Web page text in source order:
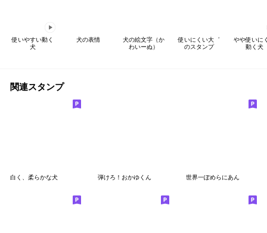
使いやすい動く
犬
犬の表情
犬の絵文字（か
わいーぬ）
使いにくい大゛
のスタンプ
やや使いに
動く犬
関連スタンプ
白く、柔らかな犬 弾けろ！おかゆくん 世界一ぽめらにあん